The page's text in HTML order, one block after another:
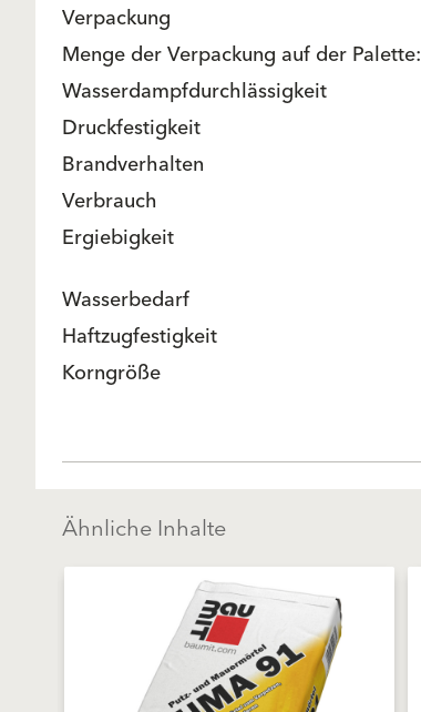
Verpackung
Menge der Verpackung auf der Palette:
Wasserdampfdurchlässigkeit
Druckfestigkeit
Brandverhalten
Verbrauch
Ergiebigkeit
Wasserbedarf
Haftzugfestigkeit
Korngröße
Ähnliche Inhalte